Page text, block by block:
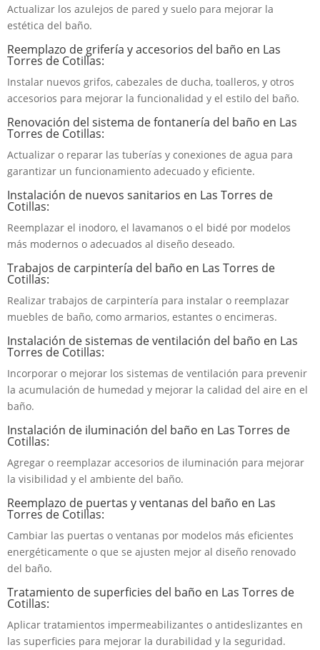
Actualizar los azulejos de pared y suelo para mejorar la
estética del baño.
Reemplazo de grifería y accesorios del baño en Las
Torres de Cotillas:
Instalar nuevos grifos, cabezales de ducha, toalleros, y otros
accesorios para mejorar la funcionalidad y el estilo del baño.
Renovación del sistema de fontanería del baño en Las
Torres de Cotillas:
Actualizar o reparar las tuberías y conexiones de agua para
garantizar un funcionamiento adecuado y eficiente.
Instalación de nuevos sanitarios en Las Torres de
Cotillas:
Reemplazar el inodoro, el lavamanos o el bidé por modelos
más modernos o adecuados al diseño deseado.
Trabajos de carpintería del baño en Las Torres de
Cotillas:
Realizar trabajos de carpintería para instalar o reemplazar
muebles de baño, como armarios, estantes o encimeras.
Instalación de sistemas de ventilación del baño en Las
Torres de Cotillas:
Incorporar o mejorar los sistemas de ventilación para prevenir
la acumulación de humedad y mejorar la calidad del aire en el
baño.
Instalación de iluminación del baño en Las Torres de
Cotillas:
Agregar o reemplazar accesorios de iluminación para mejorar
la visibilidad y el ambiente del baño.
Reemplazo de puertas y ventanas del baño en Las
Torres de Cotillas:
Cambiar las puertas o ventanas por modelos más eficientes
energéticamente o que se ajusten mejor al diseño renovado
del baño.
Tratamiento de superficies del baño en Las Torres de
Cotillas:
Aplicar tratamientos impermeabilizantes o antideslizantes en
las superficies para mejorar la durabilidad y la seguridad.